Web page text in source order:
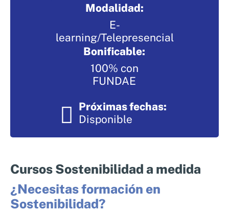
Sistemas de exportación SAE
Asesoramiento en Normativa Internacional
Consultoría Seguridad Alimentaria
Modalidad:
E-
learning/Telepresencial
Bonificable:
100% con
FUNDAE
Próximas fechas:
Disponible
Cursos Sostenibilidad a medida
¿Necesitas formación en
Sostenibilidad?